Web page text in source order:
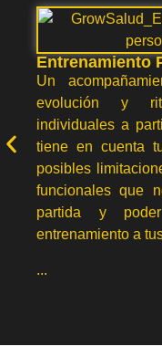
Entrenamiento
Un
evolución y
individuales a
tiene en cuenta
posibles
funcionales que
partida y
entrenamiento a
...